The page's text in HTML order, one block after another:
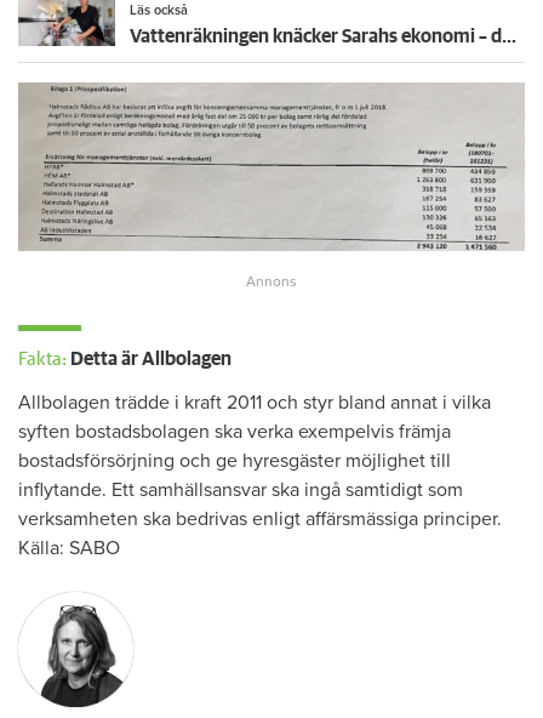
Läs också
Vattenräkningen knäcker Sarahs ekonomi – därför drabbas hon extra hårt
Fakta: Detta är Allbolagen
Allbolagen trädde i kraft 2011 och styr bland annat i vilka
syften bostadsbolagen ska verka exempelvis främja
bostadsförsörjning och ge hyresgäster möjlighet till
inflytande. Ett samhällsansvar ska ingå samtidigt som
verksamheten ska bedrivas enligt affärsmässiga principer.
Källa: SABO